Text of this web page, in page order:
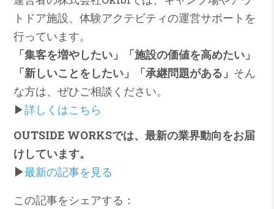
トドア施設、体験アクテビティの運営サポートを
行っています。
「集客を増やしたい」「施設の価値を高めたい」
「新しいことをしたい」「承継問題がある」 そん
な方は、ぜひご相談ください。
▶︎詳しくはこちら
OUTSIDE WORKSでは、最新の業界動向をお届
けしています。
▶︎最新の記事を見る
この記事をシェアする：